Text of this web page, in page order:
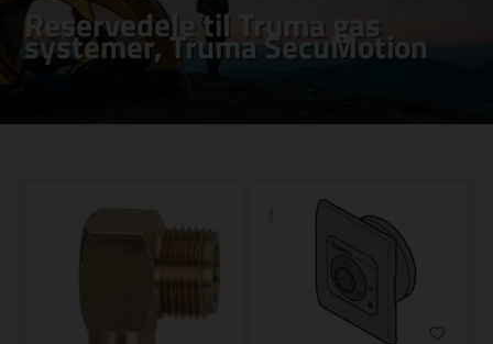
Reservedele til Truma gas
systemer, Truma SecuMotion